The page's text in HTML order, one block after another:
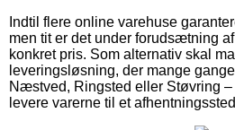
Indtil flere online varehuse
men tit er det under forudsætning
konkret pris. Som alternativ skal
leveringsløsning, der mange
Næstved, Ringsted eller Støvring –
levere varerne til et